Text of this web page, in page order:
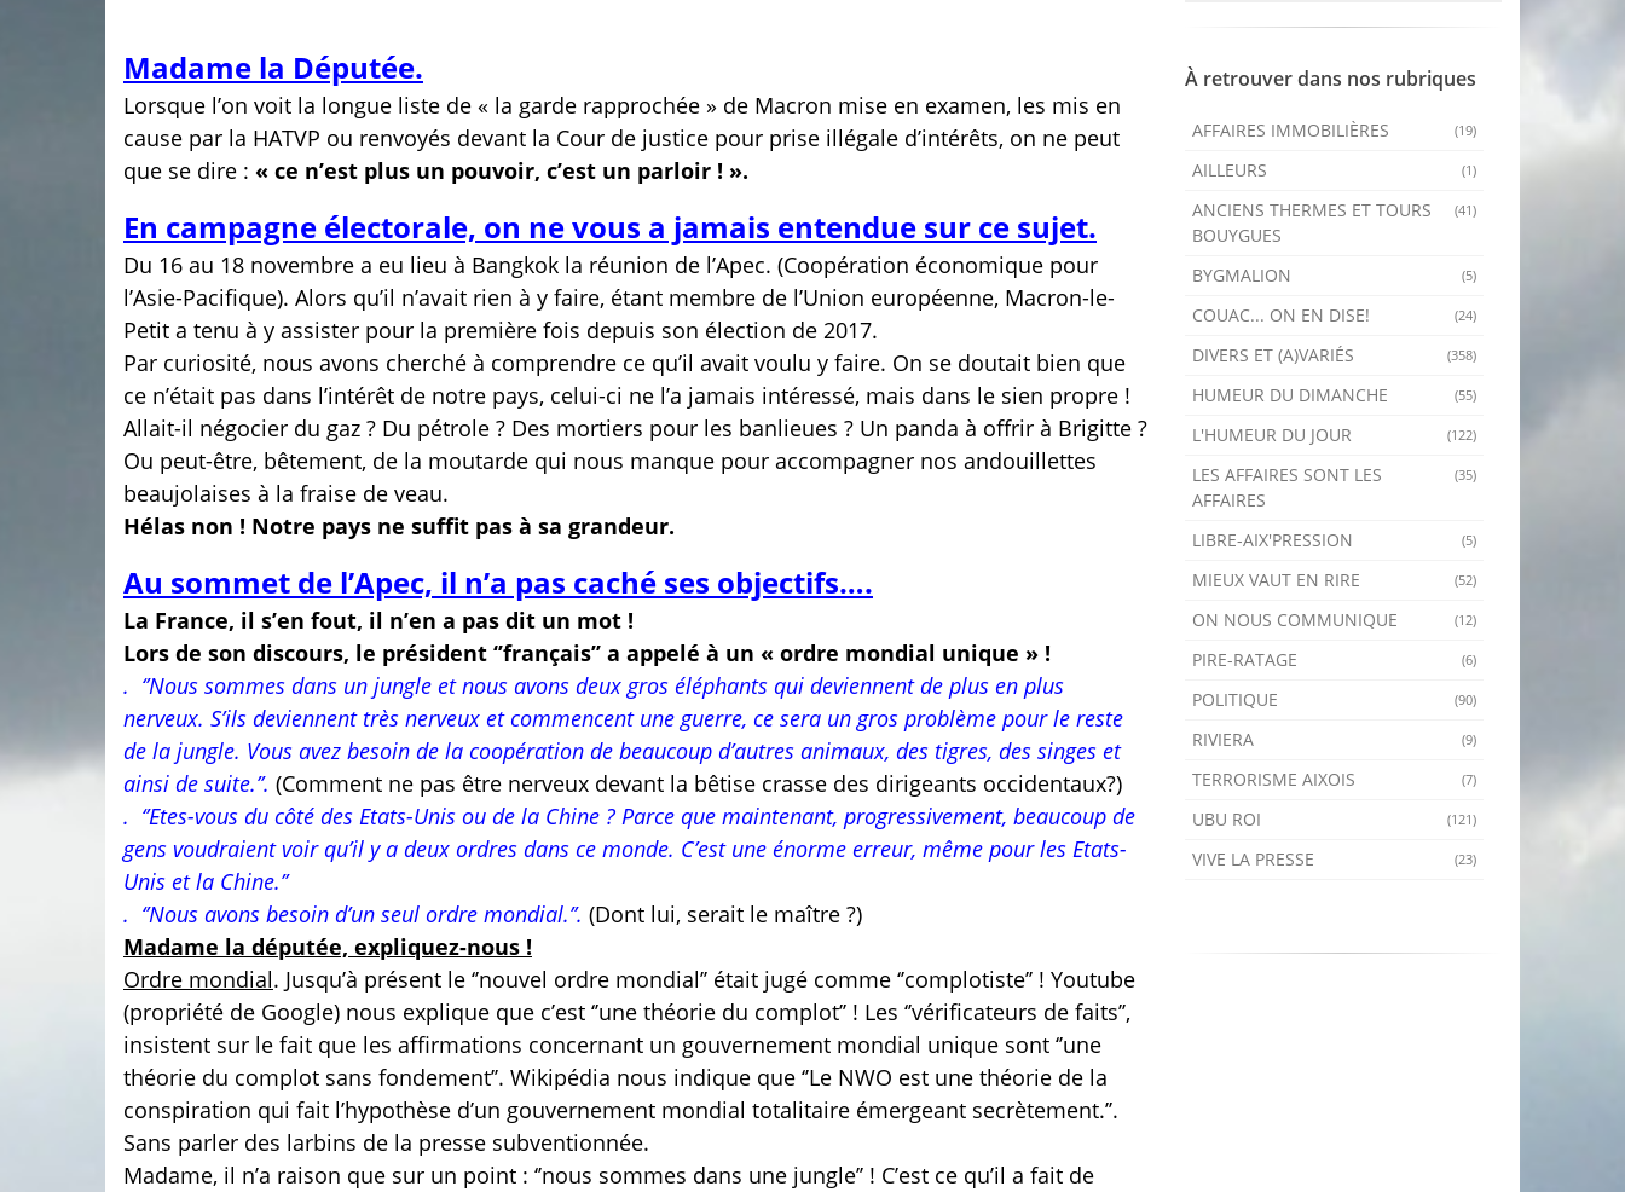
Madame la Députée.
Lorsque l’on voit la longue liste de « la garde rapprochée » de Macron mise en examen, les mis en
cause par la HATVP ou renvoyés devant la Cour de justice pour prise illégale d’intérêts, on ne peut
que se dire : « ce n’est plus un pouvoir, c’est un parloir ! ».
En campagne électorale, on ne vous a jamais entendue sur ce sujet.
Du 16 au 18 novembre a eu lieu à Bangkok la réunion de l’Apec. (Coopération économique pour
l’Asie-Pacifique). Alors qu’il n’avait rien à y faire, étant membre de l’Union européenne, Macron-le-
Petit a tenu à y assister pour la première fois depuis son élection de 2017.
Par curiosité, nous avons cherché à comprendre ce qu’il avait voulu y faire. On se doutait bien que
ce n’était pas dans l’intérêt de notre pays, celui-ci ne l’a jamais intéressé, mais dans le sien propre !
Allait-il négocier du gaz ? Du pétrole ? Des mortiers pour les banlieues ? Un panda à offrir à Brigitte ?
Ou peut-être, bêtement, de la moutarde qui nous manque pour accompagner nos andouillettes
beaujolaises à la fraise de veau.
Hélas non ! Notre pays ne suffit pas à sa grandeur.
Au sommet de l’Apec, il n’a pas caché ses objectifs….
La France, il s’en fout, il n’en a pas dit un mot !
Lors de son discours, le président ‘’français’’ a appelé à un « ordre mondial unique » !
. ‘’Nous sommes dans un jungle et nous avons deux gros éléphants qui deviennent de plus en plus
nerveux. S’ils deviennent très nerveux et commencent une guerre, ce sera un gros problème pour le reste
de la jungle. Vous avez besoin de la coopération de beaucoup d’autres animaux, des tigres, des singes et
ainsi de suite.’’. (Comment ne pas être nerveux devant la bêtise crasse des dirigeants occidentaux?)
. ‘’Etes-vous du côté des Etats-Unis ou de la Chine ? Parce que maintenant, progressivement, beaucoup de
gens voudraient voir qu’il y a deux ordres dans ce monde. C’est une énorme erreur, même pour les Etats-
Unis et la Chine.’’
. ‘’Nous avons besoin d’un seul ordre mondial.’’. (Dont lui, serait le maître ?)
Madame la députée, expliquez-nous !
Ordre mondial. Jusqu’à présent le ‘’nouvel ordre mondial’’ était jugé comme ‘’complotiste’’ ! Youtube
(propriété de Google) nous explique que c’est ‘’une théorie du complot’’ ! Les ‘’vérificateurs de faits’’,
insistent sur le fait que les affirmations concernant un gouvernement mondial unique sont ‘’une
théorie du complot sans fondement’’. Wikipédia nous indique que ‘’Le NWO est une théorie de la
conspiration qui fait l’hypothèse d’un gouvernement mondial totalitaire émergeant secrètement.’’.
Sans parler des larbins de la presse subventionnée.
Madame, il n’a raison que sur un point : ‘’nous sommes dans une jungle’’ ! C’est ce qu’il a fait de
À retrouver dans nos rubriques
(19)
AFFAIRES IMMOBILIÈRES
(1)
AILLEURS
(41)
ANCIENS THERMES ET TOURS
BOUYGUES
(5)
BYGMALION
(24)
COUAC... ON EN DISE!
(358)
DIVERS ET (A)VARIÉS
(55)
HUMEUR DU DIMANCHE
(122)
L'HUMEUR DU JOUR
(35)
LES AFFAIRES SONT LES
AFFAIRES
(5)
LIBRE-AIX'PRESSION
(52)
MIEUX VAUT EN RIRE
(12)
ON NOUS COMMUNIQUE
(6)
PIRE-RATAGE
(90)
POLITIQUE
(9)
RIVIERA
(7)
TERRORISME AIXOIS
(121)
UBU ROI
(23)
VIVE LA PRESSE